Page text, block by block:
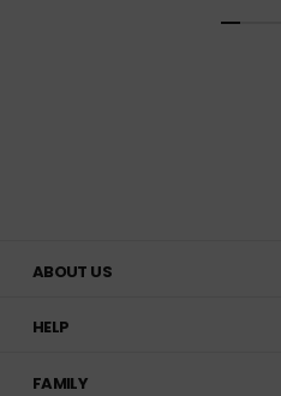
ABOUT US
HELP
FAMILY